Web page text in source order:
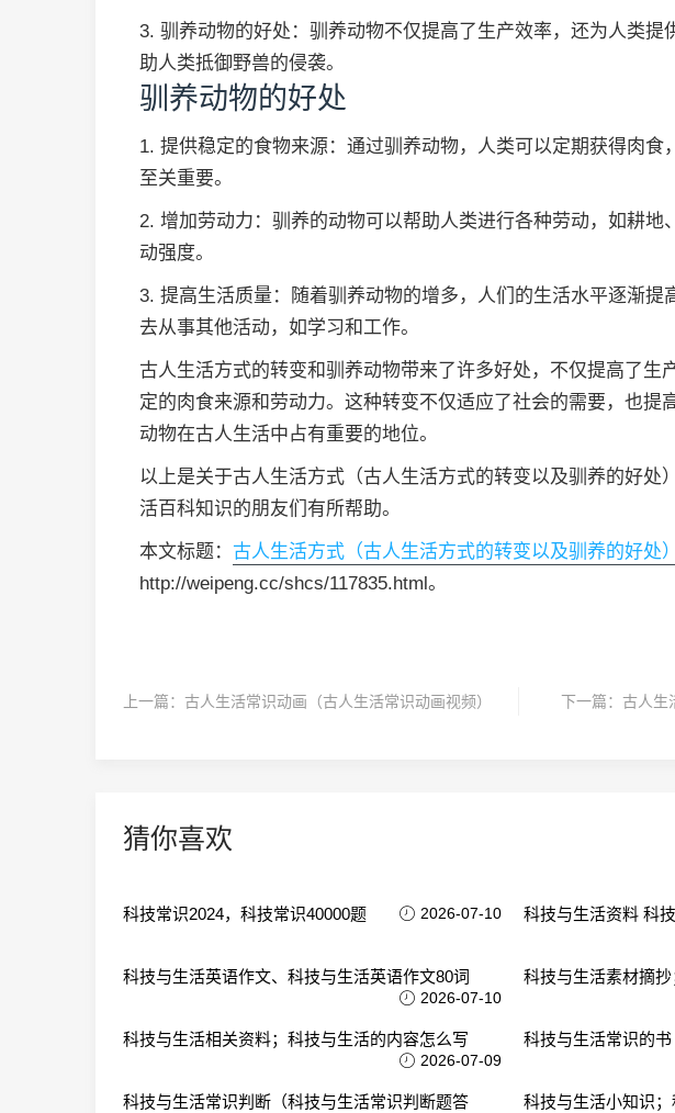
3. 驯养动物的好处：驯养动物不仅提高了生产效率，还为人类提
助人类抵御野兽的侵袭。
驯养动物的好处
1. 提供稳定的食物来源：通过驯养动物，人类可以定期获得肉食
至关重要。
2. 增加劳动力：驯养的动物可以帮助人类进行各种劳动，如耕地
动强度。
3. 提高生活质量：随着驯养动物的增多，人们的生活水平逐渐提
去从事其他活动，如学习和工作。
古人生活方式的转变和驯养动物带来了许多好处，不仅提高了生
定的肉食来源和劳动力。这种转变不仅适应了社会的需要，也提
动物在古人生活中占有重要的地位。
以上是关于古人生活方式（古人生活方式的转变以及驯养的好处
活百科知识的朋友们有所帮助。
本文标题： 古人生活方式（古人生活方式的转变以及驯养的好处）
http://weipeng.cc/shcs/117835.html。
上一篇： 古人生活常识动画（古人生活常识动画视频） 下一篇： 古人生
猜你喜欢
科技常识2024，科技常识40000题 2026-07-10 科技与生活资料 科
科技与生活英语作文、科技与生活英语作文80词
2026-07-10
科技与生活素材摘
科技与生活相关资料；科技与生活的内容怎么写
2026-07-09
科技与生活常识的
科技与生活常识判断（科技与生活常识判断题答
科技与生活小知识